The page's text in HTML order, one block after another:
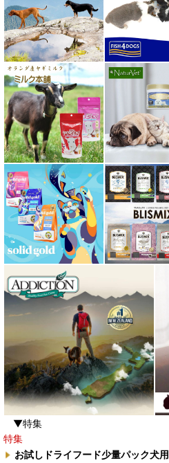
▼特集
特集
お試しドライフード少量パック犬用